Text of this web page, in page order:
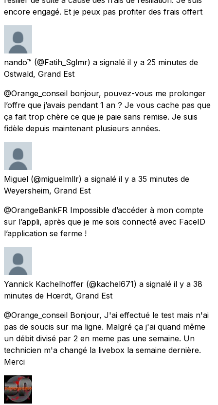
encore engagé. Et je peux pas profiter des frais offert
nando™ (@Fatih_Sglmr) a signalé il y a 25 minutes de
Ostwald, Grand Est
@Orange_conseil bonjour, pouvez-vous me prolonger
l’offre que j’avais pendant 1 an ? Je vous cache pas que
ça fait trop chère ce que je paie sans remise. Je suis
fidèle depuis maintenant plusieurs années.
Miguel (@miguelmllr) a signalé il y a 35 minutes de
Weyersheim, Grand Est
@OrangeBankFR Impossible d’accéder à mon compte
sur l’appli, après que je me sois connecté avec FaceID
l’application se ferme !
Yannick Kachelhoffer (@kachel671) a signalé il y a 38
minutes de Hœrdt, Grand Est
@Orange_conseil Bonjour, J'ai effectué le test mais n'ai
pas de soucis sur ma ligne. Malgré ça j'ai quand même
un débit divisé par 2 en meme pas une semaine. Un
technicien m'a changé la livebox la semaine dernière.
Merci